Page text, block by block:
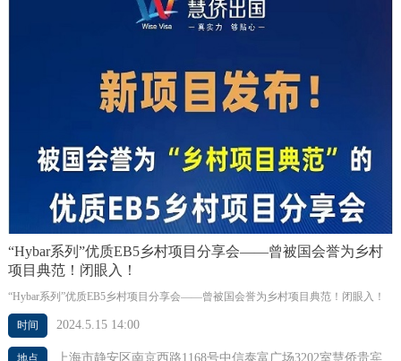
“Hybar系列”优质EB5乡村项目分享会——曾被国会誉为乡村
项目典范！闭眼入！
“Hybar系列”优质EB5乡村项目分享会——曾被国会誉为乡村项目典范！闭眼入！
时间 2024.5.15 14:00
地点 上海市静安区南京西路1168号中信泰富广场3202室慧侨贵宾